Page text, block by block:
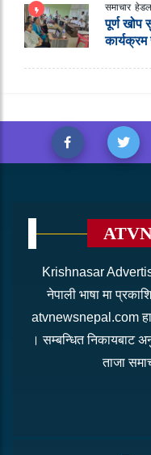
समाचार
पूर्ण खोप
Krishnasar
नेपाली भाषा मा
atvnewsnepal.com
। सम्बन्धित निकायबाट
ताजा